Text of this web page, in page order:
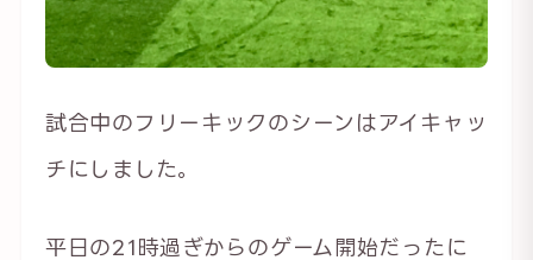
試合中のフリーキックのシーンはアイキャッ
チにしました。
平日の21時過ぎからのゲーム開始だったに